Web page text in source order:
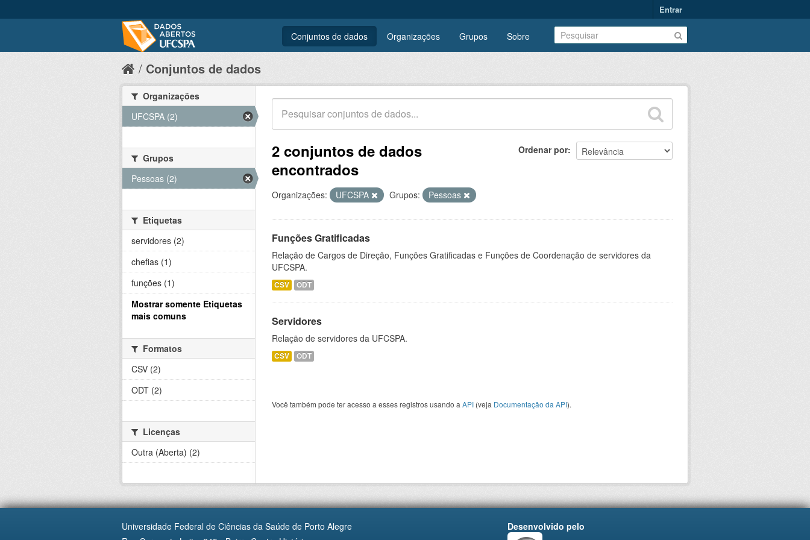
Entrar
Conjuntos de dados Organizações Grupos Sobre
Conjuntos de dados
Ordenar por
2 conjuntos de dados
encontrados
Organizações: UFCSPA Grupos: Pessoas
Funções Gratificadas
Relação de Cargos de Direção, Funções Gratificadas e Funções de Coordenação de servidores da
UFCSPA.
CSV ODT
Servidores
Relação de servidores da UFCSPA.
CSV ODT
Você também pode ter acesso a esses registros usando a API (veja Documentação da API).
Organizações
UFCSPA (2)
Grupos
Pessoas (2)
Etiquetas
servidores (2)
chefias (1)
funções (1)
Mostrar somente Etiquetas
mais comuns
Formatos
CSV (2)
ODT (2)
Licenças
Outra (Aberta) (2)
Universidade Federal de Ciências da Saúde de Porto Alegre
Desenvolvido pelo